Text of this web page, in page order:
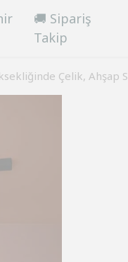
🚚 Sipariş
Takip
Çelik, Ahşap